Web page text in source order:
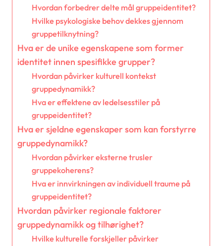
Hvordan forbedrer delte mål gruppeidentitet?
Hvilke psykologiske behov dekkes gjennom
gruppetilknytning?
Hva er de unike egenskapene som former
identitet innen spesifikke grupper?
Hvordan påvirker kulturell kontekst
gruppedynamikk?
Hva er effektene av ledelsesstiler på
gruppeidentitet?
Hva er sjeldne egenskaper som kan forstyrre
gruppedynamikk?
Hvordan påvirker eksterne trusler
gruppekoherens?
Hva er innvirkningen av individuell traume på
gruppeidentitet?
Hvordan påvirker regionale faktorer
gruppedynamikk og tilhørighet?
Hvilke kulturelle forskjeller påvirker